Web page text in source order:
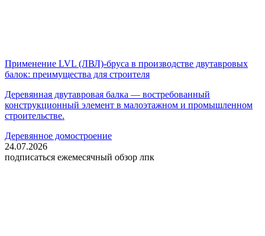
Применение LVL (ЛВЛ)-бруса в производстве двутавровых
балок: преимущества для строителя
Деревянная двутавровая балка — востребованный
конструкционный элемент в малоэтажном и промышленном
строительстве.
Деревянное домостроение
24.07.2026
подписаться ежемесячный обзор лпк